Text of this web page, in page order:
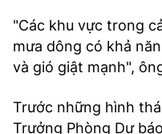
"Các khu vực trong
mưa dông có khả
và gió giật mạnh",
Trước những hình
Trưởng Phòng Dự